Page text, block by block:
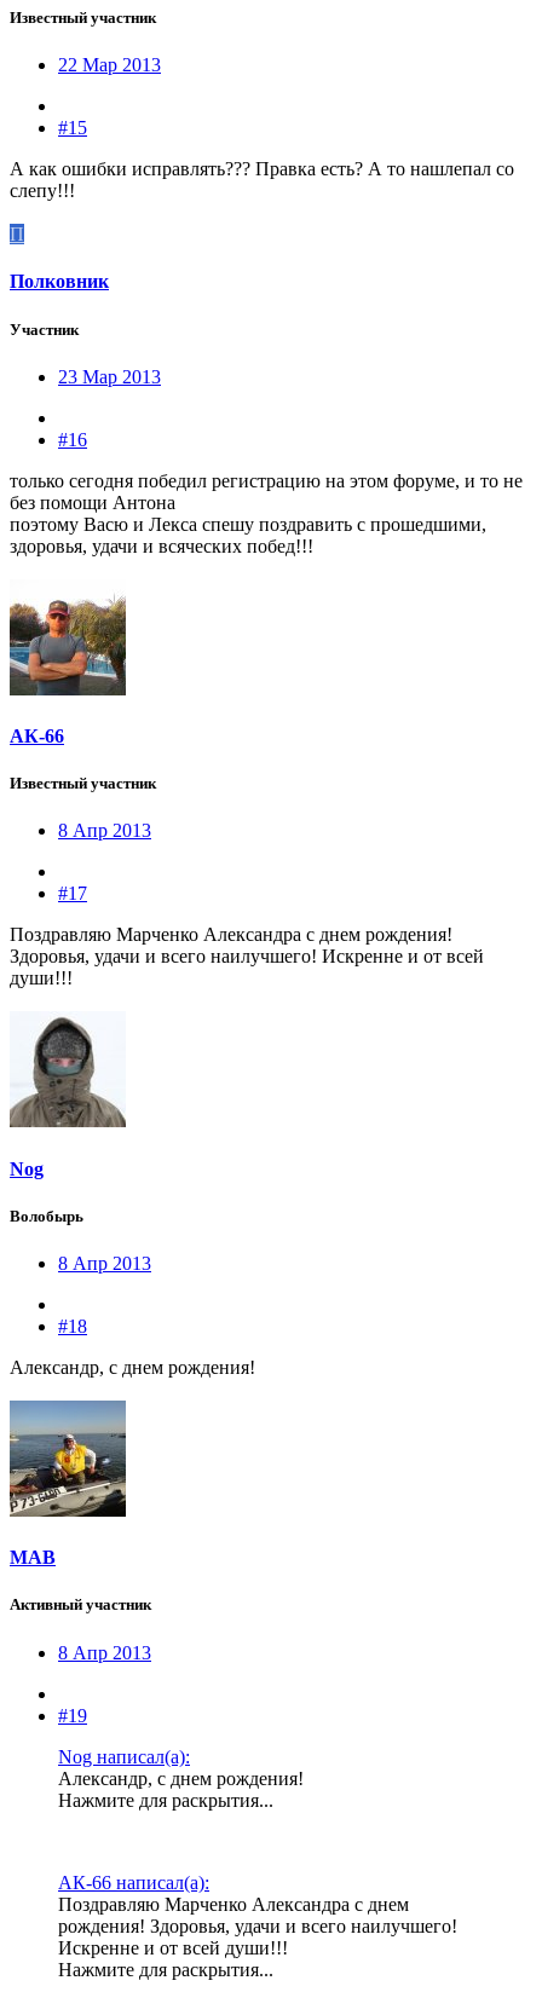
Известный участник
22 Мар 2013
#15
А как ошибки исправлять??? Правка есть? А то нашлепал со
слепу!!!
П
Полковник
Участник
23 Мар 2013
#16
только сегодня победил регистрацию на этом форуме, и то не
без помощи Антона
поэтому Васю и Лекса спешу поздравить с прошедшими,
здоровья, удачи и всяческих побед!!!
АК-66
Известный участник
8 Апр 2013
#17
Поздравляю Марченко Александра с днем рождения!
Здоровья, удачи и всего наилучшего! Искренне и от всей
души!!!
Nog
Волобырь
8 Апр 2013
#18
Александр, с днем рождения!
МАВ
Активный участник
8 Апр 2013
#19
Nog написал(а):
Александр, с днем рождения!
Нажмите для раскрытия...
АК-66 написал(а):
Поздравляю Марченко Александра с днем
рождения! Здоровья, удачи и всего наилучшего!
Искренне и от всей души!!!
Нажмите для раскрытия...